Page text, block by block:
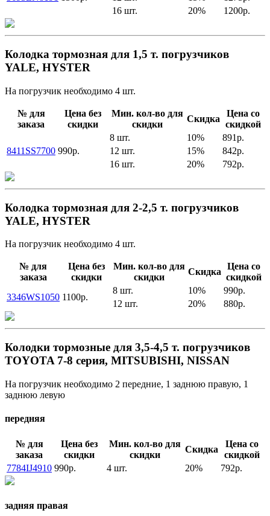
16 шт.
20% 1200р.
Колодка тормозная для 1,5 т. погрузчиков
YALE, HYSTER
На погрузчик необходимо 4 шт.
№ для
заказа
Цена без
скидки
Мин. кол-во для
скидки
Скидка
Цена со
скидкой
8411SS7700 990р.
8 шт. 10%
891р.
12 шт.
15%
842р.
16 шт.
20% 792р.
Колодка тормозная для 2-2,5 т. погрузчиков
YALE, HYSTER
На погрузчик необходимо 4 шт.
№ для
заказа
Цена без
скидки
Мин. кол-во для
скидки
Скидка
Цена со
скидкой
3346WS1050 1100р.
8 шт. 10%
990р.
12 шт.
20% 880р.
Колодки тормозные для 3,5-4,5 т. погрузчиков
TOYOTA 7-8 серия, MITSUBISHI, NISSAN
На погрузчик необходимо 2 передние, 1 заднюю правую, 1
заднюю левую
передняя
№ для
заказа
Цена без
скидки
Мин. кол-во для
скидки
Скидка
Цена со
скидкой
7784IJ4910 990р. 4 шт. 20% 792р.
задняя правая